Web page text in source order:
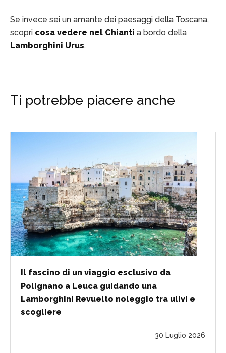
Se invece sei un amante dei paesaggi della Toscana,
scopri cosa vedere nel Chianti a bordo della
Lamborghini Urus.
Ti potrebbe piacere anche
Il fascino di un viaggio esclusivo da
Polignano a Leuca guidando una
Lamborghini Revuelto noleggio tra ulivi e
scogliere
30 Luglio 2026